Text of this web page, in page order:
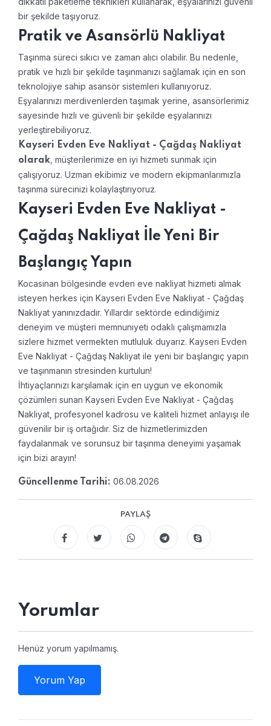
bir şekilde taşıyoruz.
Pratik ve Asansörlü Nakliyat
Taşınma süreci sıkıcı ve zaman alıcı olabilir. Bu nedenle,
pratik ve hızlı bir şekilde taşınmanızı sağlamak için en son
teknolojiye sahip asansör sistemleri kullanıyoruz.
Eşyalarınızı merdivenlerden taşımak yerine, asansörlerimiz
sayesinde hızlı ve güvenli bir şekilde eşyalarınızı
yerleştirebiliyoruz.
Kayseri Evden Eve Nakliyat - Çağdaş Nakliyat
olarak , müşterilerimize en iyi hizmeti sunmak için
çalışıyoruz. Uzman ekibimiz ve modern ekipmanlarımızla
taşınma sürecinizi kolaylaştırıyoruz.
Kayseri Evden Eve Nakliyat -
Çağdaş Nakliyat İle Yeni Bir
Başlangıç Yapın
Kocasinan bölgesinde evden eve nakliyat hizmeti almak
isteyen herkes için Kayseri Evden Eve Nakliyat - Çağdaş
Nakliyat yanınızdadır. Yıllardır sektörde edindiğimiz
deneyim ve müşteri memnuniyeti odaklı çalışmamızla
sizlere hizmet vermekten mutluluk duyarız. Kayseri Evden
Eve Nakliyat - Çağdaş Nakliyat ile yeni bir başlangıç yapın
ve taşınmanın stresinden kurtulun!
İhtiyaçlarınızı karşılamak için en uygun ve ekonomik
çözümleri sunan Kayseri Evden Eve Nakliyat - Çağdaş
Nakliyat, profesyonel kadrosu ve kaliteli hizmet anlayışı ile
güvenilir bir iş ortağıdır. Siz de hizmetlerimizden
faydalanmak ve sorunsuz bir taşınma deneyimi yaşamak
için bizi arayın!
Güncellenme Tarihi: 06.08.2026
PAYLAŞ
Yorumlar
Henüz yorum yapılmamış.
Yorum Yap